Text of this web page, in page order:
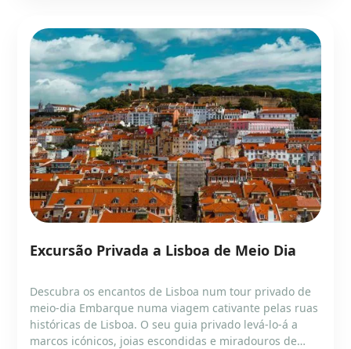
Excursão Privada a Lisboa de Meio Dia
Descubra os encantos de Lisboa num tour privado de
meio-dia Embarque numa viagem cativante pelas ruas
históricas de Lisboa. O seu guia privado levá-lo-á a
marcos icónicos, joias escondidas e miradouros de